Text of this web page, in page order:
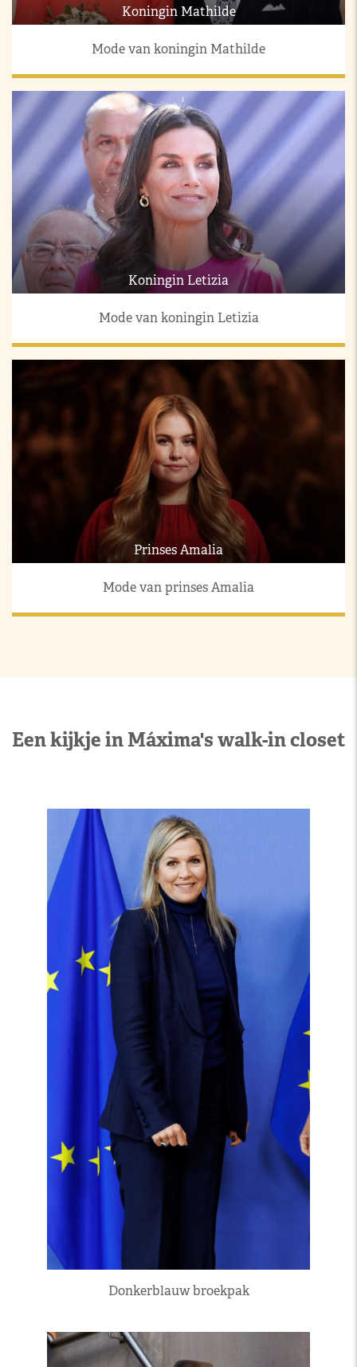
Koningin Mathilde
Mode van koningin Mathilde
Koningin Letizia
Mode van koningin Letizia
Prinses Amalia
Mode van prinses Amalia
Een kijkje in Máxima's walk-in closet
Donkerblauw broekpak